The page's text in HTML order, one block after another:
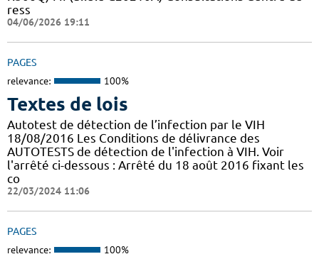
ress
04/06/2026 19:11
PAGES
relevance: 100%
Textes de lois
Autotest de détection de l’infection par le VIH
18/08/2016 Les Conditions de délivrance des
AUTOTESTS de détection de l'infection à VIH. Voir
l'arrêté ci-dessous : Arrêté du 18 août 2016 fixant les
co
22/03/2024 11:06
PAGES
relevance: 100%